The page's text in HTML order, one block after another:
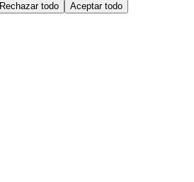
Rechazar todo Aceptar todo